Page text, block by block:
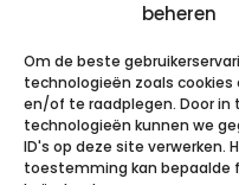
beheren
Om de beste
technologieën zoals
en/of te raadplegen. Door
technologieën kunnen we
ID's op deze site verwerken.
toestemming kan bepaalde
TERUMO NAALD
AGANI 21G 1 RB
GROEN 100